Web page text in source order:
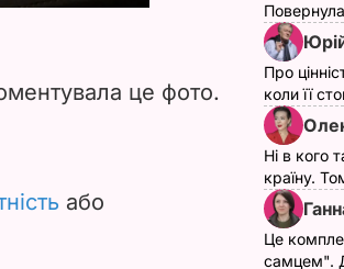
це фото.
або
Про
коли її
Ні в кого
країну.
Це
самцем".